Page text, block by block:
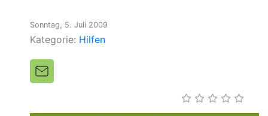
Sonntag, 5. Juli 2009
Kategorie: Hilfen